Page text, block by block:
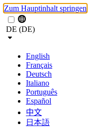
Zum Hauptinhalt springen
DE (DE)
English
Français
Deutsch
Italiano
Português
Español
中文
日本語